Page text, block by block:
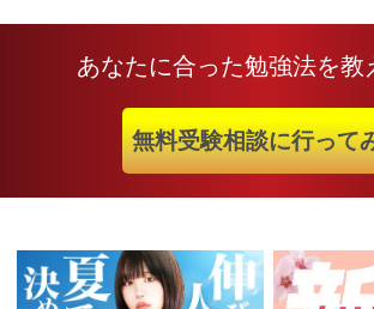
あなたに合った勉強法を教
無料受験相談に行って